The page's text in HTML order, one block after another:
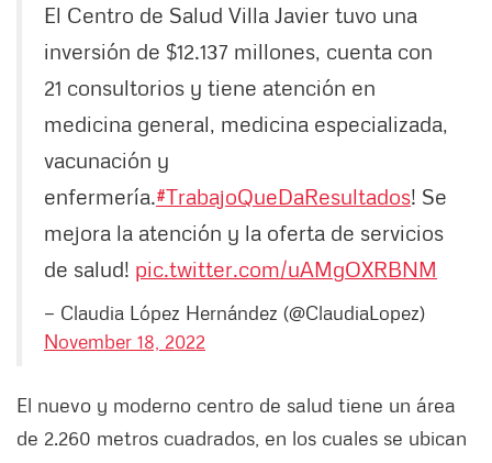
El Centro de Salud Villa Javier tuvo una
inversión de $12.137 millones, cuenta con
21 consultorios y tiene atención en
medicina general, medicina especializada,
vacunación y
enfermería.#TrabajoQueDaResultados! Se
mejora la atención y la oferta de servicios
de salud! pic.twitter.com/uAMgOXRBNM
— Claudia López Hernández (@ClaudiaLopez)
November 18, 2022
El nuevo y moderno centro de salud tiene un área
de 2.260 metros cuadrados, en los cuales se ubican